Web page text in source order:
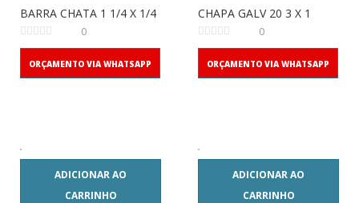
BARRA CHATA 1 1/4 X 1/4
0
ORÇAMENTO VIA WHATSAPP
CHAPA GALV 20 3 X 1
0
ORÇAMENTO VIA WHATSAPP
ADICIONAR AO
CARRINHO
ADICIONAR AO
CARRINHO